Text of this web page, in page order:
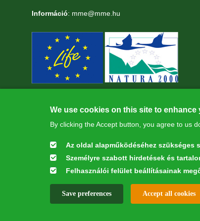
Információ: mme@mme.hu
This webpage was developed with the financial
All rights reserved © 2026
We use cookies on this site to enhance
By clicking the Accept button, you agree to us
Az oldal alapműködéséhez szükséges
Személyre szabott hirdetések és
Felhasználói felület beállításainak
Save preferences Accept all cookies